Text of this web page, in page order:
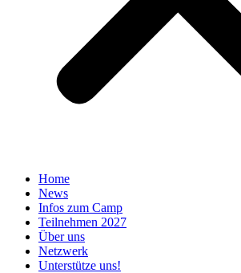
Home
News
Infos zum Camp
Teilnehmen 2027
Über uns
Netzwerk
Unterstütze uns!